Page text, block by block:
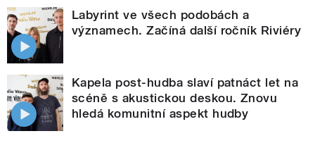
Labyrint ve všech podobách a
významech. Začíná další ročník Riviéry
Kapela post-hudba slaví patnáct let na
scéně s akustickou deskou. Znovu
hledá komunitní aspekt hudby